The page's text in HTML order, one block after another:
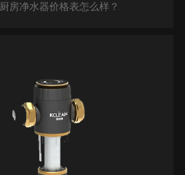
厨房净水器价格表怎么样？